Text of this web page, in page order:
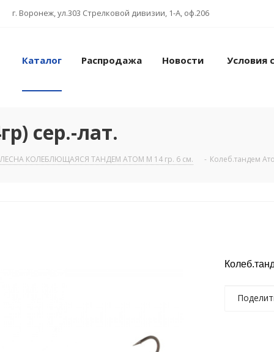
г. Воронеж, ул.303 Стрелковой дивизии, 1-А, оф.206
Каталог Распродажа Новости Условия
сер.-лат.
КОЛЕБЛЮЩАЯСЯ ТАНДЕМ АТОМ М 14 гр. 6 см. - Колеб.тандем